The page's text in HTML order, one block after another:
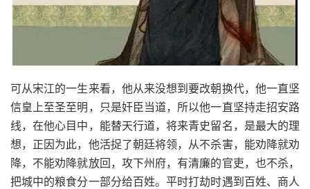
可从宋江的一生来看，他从来没想到要改朝换代，他一直坚
信皇上至圣至明，只是奸臣当道，所以他一直坚持走招安路
线，在他心目中，能替天行道，将来青史留名，是最大的理
想，正因为此，他活捉了朝廷将领，从不杀害，能劝降就劝
降，不能劝降就放回，攻下州府，有清廉的官吏，也不杀，
把城中的粮食分一部分给百姓。平时打劫时遇到百姓、商人